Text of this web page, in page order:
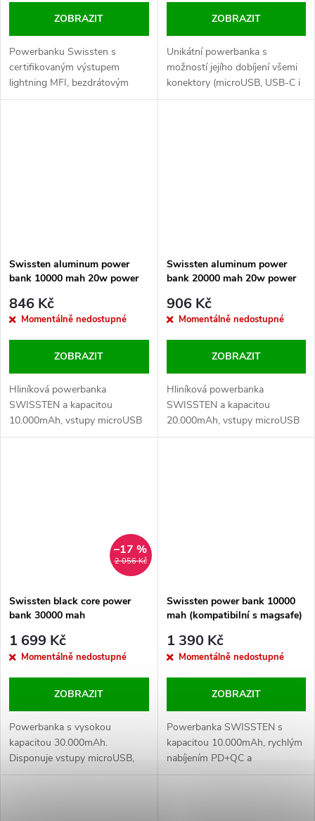
ZOBRAZIT
Powerbanku Swissten s
certifikovaným výstupem
lightning MFI, bezdrátovým
nabíjením pro Apple Watch a
ZOBRAZIT
Unikátní powerbanka s
možností jejího dobíjení všemi
konektory (microUSB, USB-C i
lightning). Navíc disponuje
Swissten aluminum power
bank 10000 mah 20w power
846 Kč
Momentálně nedostupné
ZOBRAZIT
Hliníková powerbanka
SWISSTEN a kapacitou
10.000mAh, vstupy microUSB
a USB-C, výstupy 2xUSB-A,
Swissten aluminum power
bank 20000 mah 20w power
906 Kč
Momentálně nedostupné
ZOBRAZIT
Hliníková powerbanka
SWISSTEN a kapacitou
20.000mAh, vstupy microUSB
a USB-C, výstupy 2xUSB-A,
2 056 Kč
–17 %
Swissten black core power
bank 30000 mah
1 699 Kč
Momentálně nedostupné
ZOBRAZIT
Powerbanka s vysokou
kapacitou 30.000mAh.
Disponuje vstupy microUSB,
USB-C i Lightning a Výstupy
Swissten power bank 10000
mah (kompatibilní s magsafe)
1 390 Kč
Momentálně nedostupné
ZOBRAZIT
Powerbanka SWISSTEN s
kapacitou 10.000mAh, rychlým
nabíjením PD+QC a
bezdrátovým nabíjení s